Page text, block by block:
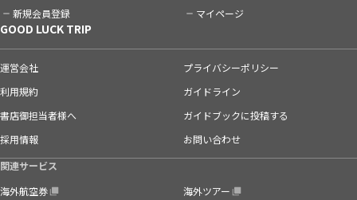
新規会員登録 マイページ
GOOD LUCK TRIP
運営会社
プライバシーポリシー
利用規約
ガイドライン
書店御担当者様へ
ガイドブックに投稿する
採用情報
お問い合わせ
関連サービス
海外航空券
海外ツアー